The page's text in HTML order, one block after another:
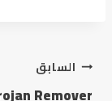
السابق
Remover